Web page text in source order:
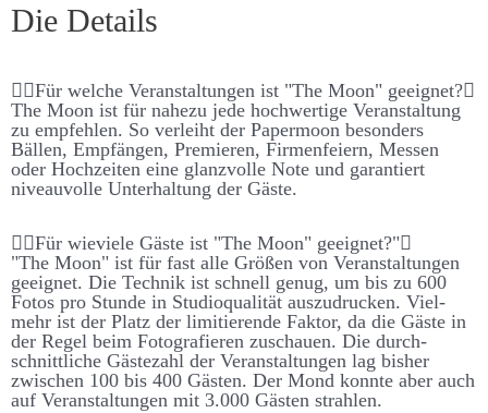
Die Details
Für welche Ver­an­stalt­ungen ist "The Moon" ge­eignet?
The Moon ist für nahe­zu jede hoch­­wert­ige Ver­­an­­stalt­­ung
zu emp­­fehlen. So ver­­leiht der Paper­­moon be­­sonders
Bällen, Emp­fängen, Premieren, Firmen­­feiern, Messen
oder Hoch­­zeiten eine glanz­volle Note und garant­iert
niveau­­volle Unter­­halt­­ung der Gäste.
Für wie­viele Gäste ist "The Moon" ge­eignet?"
"The Moon" ist für fast alle Größen von Ver­­an­­stalt­­ungen
ge­­eignet. Die Technik ist schnell genug, um bis zu 600
Fotos pro Stunde in Studio­­qualität aus­­zu­­drucken. Viel­­
mehr ist der Platz der limitierende Faktor, da die Gäste in
der Regel beim Foto­­grafieren zu­schauen. Die durch­­
schnitt­­liche Gäste­­zahl der Ver­­an­­stalt­­ungen lag bis­her
zwischen 100 bis 400 Gästen. Der Mond konnte aber auch
auf Ver­­an­stalt­­ungen mit 3.000 Gästen strahlen.